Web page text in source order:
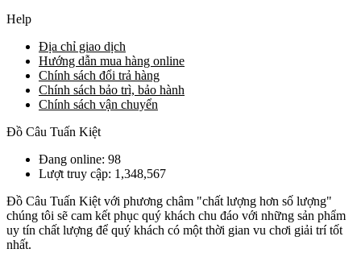
Help
Địa chỉ giao dịch
Hướng dẫn mua hàng online
Chính sách đổi trả hàng
Chính sách bảo trì, bảo hành
Chính sách vận chuyển
Đồ Câu Tuấn Kiệt
Đang online: 98
Lượt truy cập: 1,348,567
Đồ Câu Tuấn Kiệt với phương châm "chất lượng hơn số lượng"
chúng tôi sẽ cam kết phục quý khách chu đáo với những sản phẩm
uy tín chất lượng để quý khách có một thời gian vu chơi giải trí tốt
nhất.